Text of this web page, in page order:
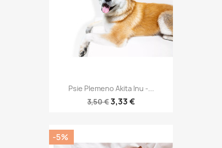
Psie Plemeno Akita Inu -...
3,50 €3,33 €
-5%